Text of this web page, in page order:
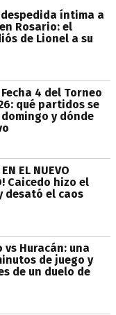
íntima a
Rosario: el
de Lionel a su
4 del Torneo
qué partidos se
y dónde
EN EL NUEVO
Caicedo hizo el
desató el caos
vs Huracán: una
de juego y
de un duelo de